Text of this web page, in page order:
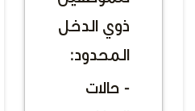
ذوي الدخل
المحدود:
- حالات